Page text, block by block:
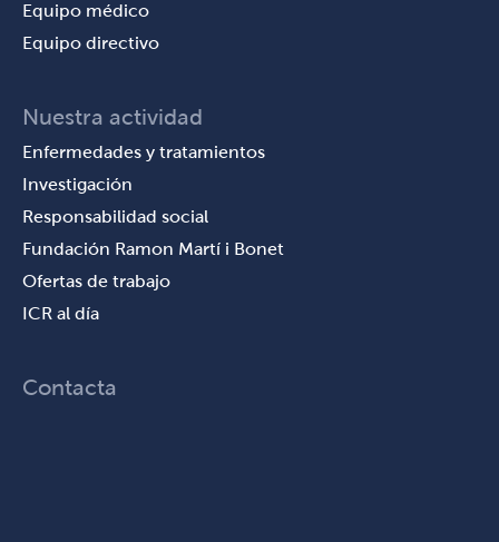
Equipo médico
Equipo directivo
Nuestra actividad
Enfermedades y tratamientos
Investigación
Responsabilidad social
Fundación Ramon Martí i Bonet
Ofertas de trabajo
ICR al día
Contacta